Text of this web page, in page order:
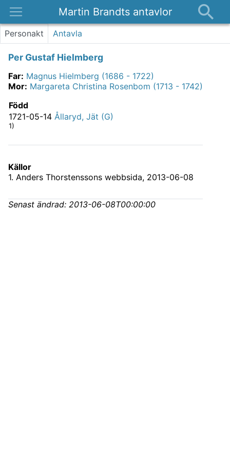
Martin Brandts antavlor
Platser
Kontakt
Personakt Antavla
Per Gustaf Hielmberg
Far: Magnus Hielmberg (1686 - 1722)
Mor: Margareta Christina Rosenbom (1713 - 1742)
Född
1721-05-14 Ållaryd, Jät (G)
1)
Källor
1. Anders Thorstenssons webbsida, 2013-06-08
Senast ändrad: 2013-06-08T00:00:00